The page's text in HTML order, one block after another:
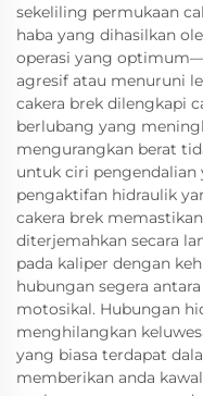
sekeliling permukaan
haba yang dihasilkan
operasi yang
agresif atau menuruni
cakera brek dilengkapi
berlubang yang
mengurangkan berat
untuk ciri pengendalian
pengaktifan hidraulik
cakera brek
diterjemahkan secara
pada kaliper dengan
hubungan segera
motosikal. Hubungan
menghilangkan
yang biasa terdapat
memberikan anda